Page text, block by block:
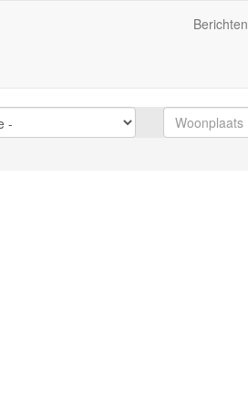
Berichten